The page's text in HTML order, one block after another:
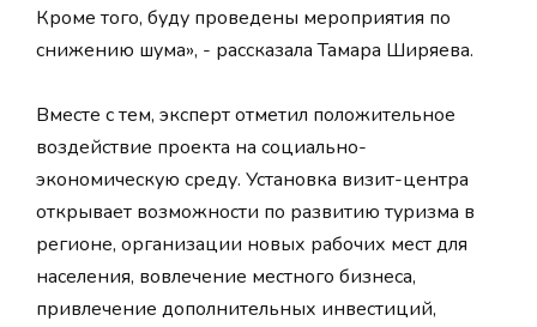
Кроме того, буду проведены мероприятия по
снижению шума», - рассказала Тамара Ширяева.
Вместе с тем, эксперт отметил положительное
воздействие проекта на социально-
экономическую среду. Установка визит-центра
открывает возможности по развитию туризма в
регионе, организации новых рабочих мест для
населения, вовлечение местного бизнеса,
привлечение дополнительных инвестиций,